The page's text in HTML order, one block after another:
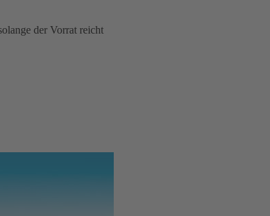
der Vorrat reicht